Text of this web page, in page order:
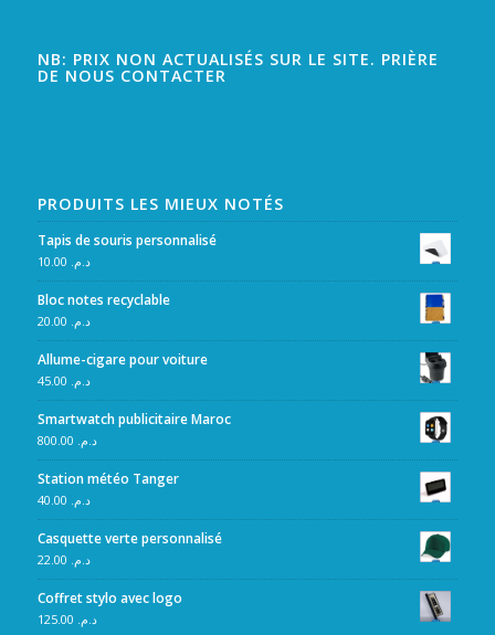
NB: PRIX NON ACTUALISÉS SUR LE SITE. PRIÈRE
DE NOUS CONTACTER
PRODUITS LES MIEUX NOTÉS
Tapis de souris personnalisé
د.م.
Bloc notes recyclable
د.م.
Allume-cigare pour voiture
د.م.
Smartwatch publicitaire Maroc
د.م.
Station météo Tanger
د.م.
Casquette verte personnalisé
د.م.
Coffret stylo avec logo
د.م.